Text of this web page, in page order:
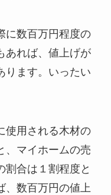
に数百万円程度の
あれば、値上げが
ります。いったい
使用される木材の
、マイホームの売
割合は１割程度と
、数百万円の値上